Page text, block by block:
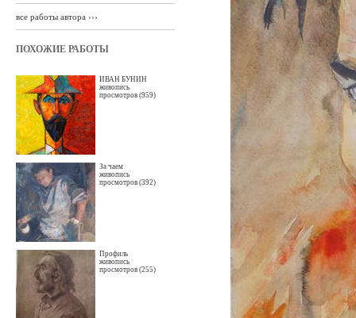
все работы автора ›››
ПОХОЖИЕ РАБОТЫ
ИВАН БУНИН
живопись
просмотров (959)
За чаем
живопись
просмотров (392)
Профиль
живопись
просмотров (255)